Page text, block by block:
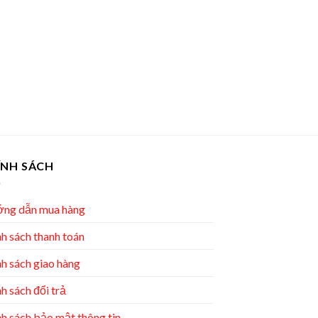
SÁCH
dẫn mua hàng
sách thanh toán
sách giao hàng
sách đổi trả